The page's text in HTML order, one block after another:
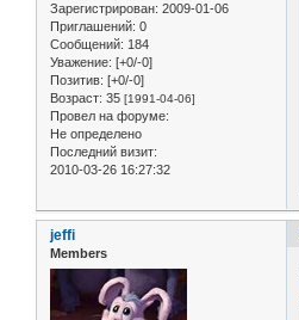
Зарегистрирован: 2009-01-06
Приглашений: 0
Сообщений: 184
Уважение: [+0/-0]
Позитив: [+0/-0]
Возраст: 35 [1991-04-06]
Провел на форуме:
Не определено
Последний визит:
2010-03-26 16:27:32
jeffi
Members